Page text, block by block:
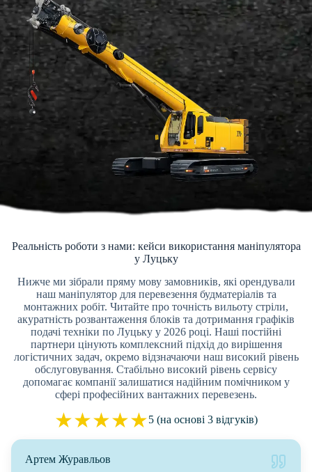
Реальність роботи з нами: кейси використання маніпулятора
у Луцьку
Нижче ми зібрали пряму мову замовників, які орендували
наш маніпулятор для перевезення будматеріалів та
монтажних робіт. Читайте про точність вильоту стріли,
акуратність розвантаження блоків та дотримання графіків
подачі техніки по Луцьку у 2026 році. Наші постійні
партнери цінують комплексний підхід до вирішення
логістичних задач, окремо відзначаючи наш високий рівень
обслуговування. Стабільно високий рівень сервісу
допомагає компанії залишатися надійним помічником у
сфері професійних вантажних перевезень.
★★★★★5 (на основі 3 відгуків)
Артем Журавльов